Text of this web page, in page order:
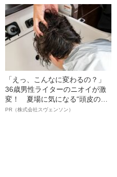
「えっ、こんなに変わるの？」
36歳男性ライターのニオイが激
変！ 夏場に気になる“頭皮のニ
オイ”や“ベタつき”を解消す
PR（株式会社スヴェンソン）